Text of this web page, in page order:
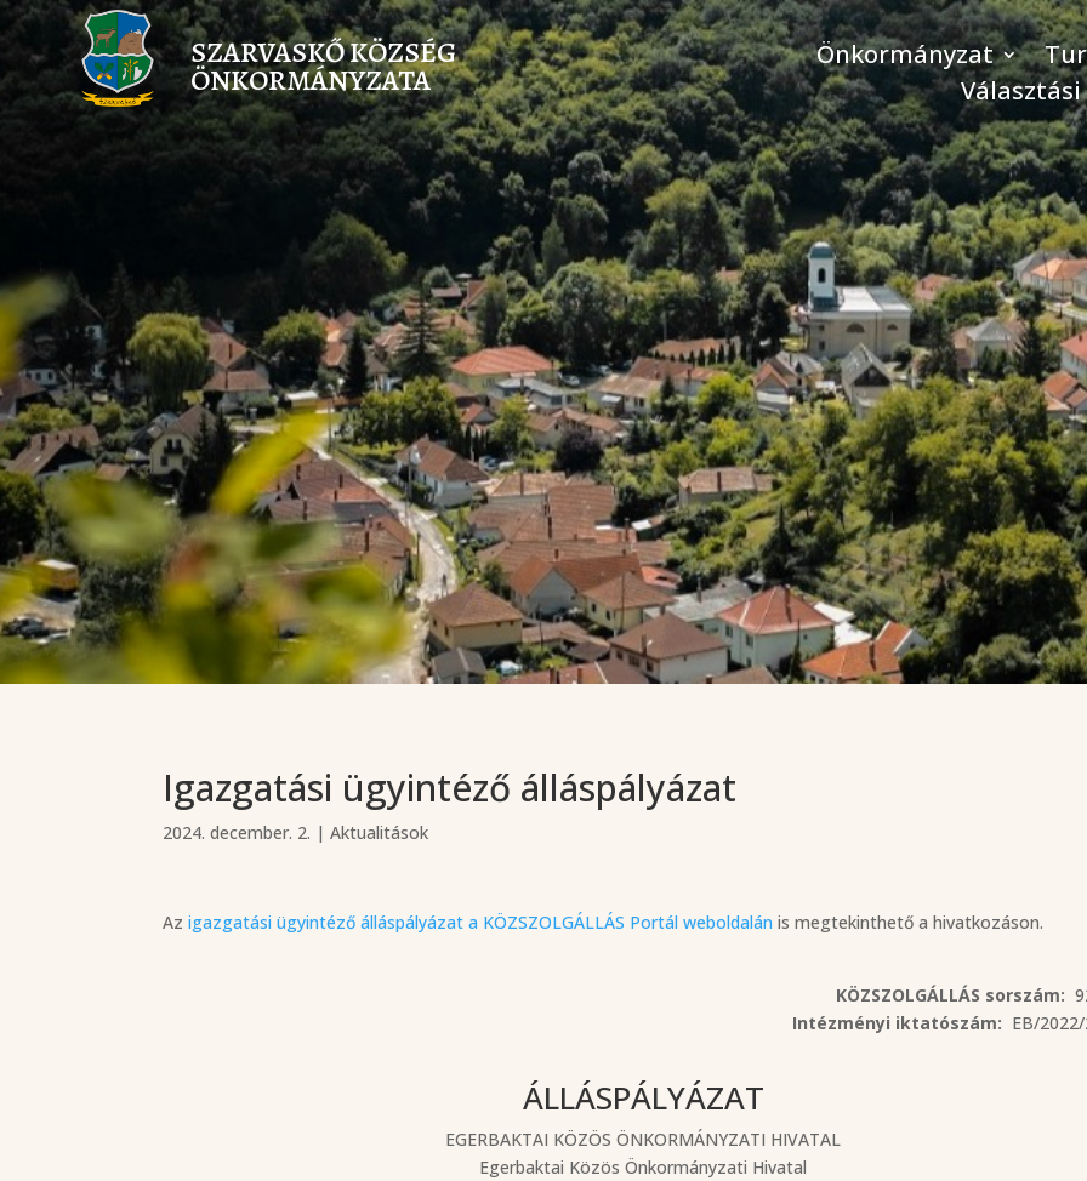
SZARVASKŐ KÖZSÉG
ÖNKORMÁNYZATA
Önkormányzat
Igazgatási ügyintéző álláspályázat
2024. december. 2. |Aktualitások
Azigazgatási ügyintéző álláspályázat a KÖZSZOLGÁLLÁS Portál weboldalán is megtekinthető a hivatkozáson.
KÖZSZOLGÁLLÁS sorszám:
Intézményi iktatószám: EB/
ÁLLÁSPÁLYÁZAT
EGERBAKTAI KÖZÖS ÖNKORMÁNYZATI HIVATAL
Egerbaktai Közös Önkormányzati Hivatal